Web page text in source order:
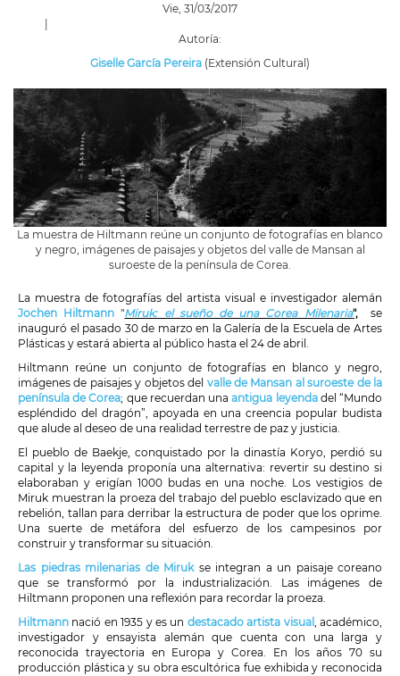
Vie, 31/03/2017
|
Autoría:
Giselle García Pereira (Extensión Cultural)
La muestra de Hiltmann reúne un conjunto de fotografías en blanco
y negro, imágenes de paisajes y objetos del valle de Mansan al
suroeste de la península de Corea.
La muestra de fotografías del artista visual e investigador alemán
Jochen Hiltmann "Miruk: el sueño de una Corea Milenaria", se
inauguró el pasado 30 de marzo en la Galería de la Escuela de Artes
Plásticas y estará abierta al público hasta el 24 de abril.
Hiltmann reúne un conjunto de fotografías en blanco y negro,
imágenes de paisajes y objetos del valle de Mansan al suroeste de la
península de Corea; que recuerdan unaantigua leyenda del “Mundo
espléndido del dragón”, apoyada en una creencia popular budista
que alude al deseo de una realidad terrestre de paz y justicia.
El pueblo de Baekje, conquistado por la dinastía Koryo, perdió su
capital y la leyenda proponía una alternativa: revertir su destino si
elaboraban y erigían 1000 budas en una noche. Los vestigios de
Miruk muestran la proeza del trabajo del pueblo esclavizado que en
rebelión, tallan para derribar la estructura de poder que los oprime.
Una suerte de metáfora del esfuerzo de los campesinos por
construir y transformar su situación.
Las piedras milenarias de Mirukse integran a un paisaje coreano
que se transformó por la industrialización. Las imágenes de
Hiltmann proponen una reflexión para recordar la proeza.
Hiltmann nació en 1935 y es un destacado artista visual , académico,
investigador y ensayista alemán que cuenta con una larga y
reconocida trayectoria en Europa y Corea. En los años 70 su
producción plástica y su obra escultórica fue exhibida y reconocida